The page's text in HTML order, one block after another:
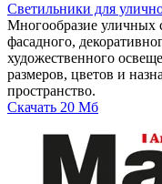
Светильники для
Многообразие уличных
фасадного,
художественного
размеров, цветов и
пространство.
Скачать 20 Мб